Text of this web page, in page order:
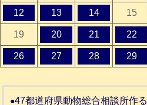
12 13 14 15
19 20 21 22
26 27 28 29
47都道府県動物総合相談所作る